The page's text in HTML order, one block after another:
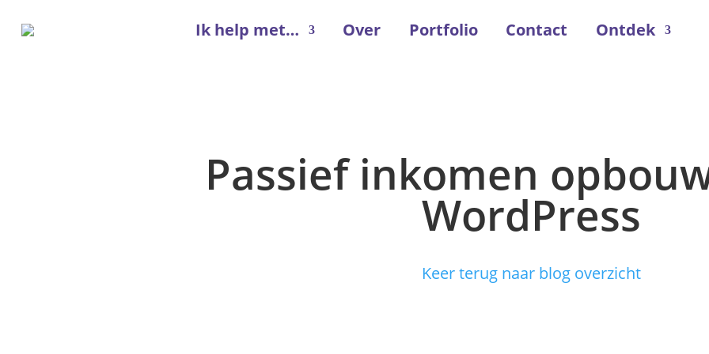
Ik help met… Over Portfolio Contact Ontdek
Passief inkomen
WordPress
Keer terug naar blog overzicht